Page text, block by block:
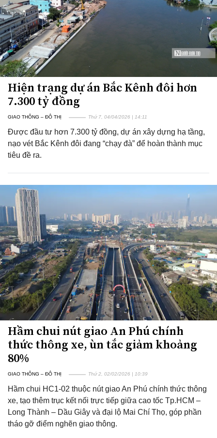
Hiện trạng dự án Bắc Kênh đôi hơn
7.300 tỷ đồng
GIAO THÔNG – ĐÔ THỊ Thứ 7, 04/04/2026 | 14:11
Được đầu tư hơn 7.300 tỷ đồng, dự án xây dựng hạ tầng,
nạo vét Bắc Kênh đôi đang “chạy đà” để hoàn thành mục
tiêu đề ra.
Hầm chui nút giao An Phú chính
thức thông xe, ùn tắc giảm khoảng
80%
GIAO THÔNG – ĐÔ THỊ Thứ 2, 02/02/2026 | 10:39
Hầm chui HC1-02 thuộc nút giao An Phú chính thức thông
xe, tạo thêm trục kết nối trực tiếp giữa cao tốc Tp.HCM –
Long Thành – Dầu Giây và đại lộ Mai Chí Thọ, góp phần
tháo gỡ điểm nghẽn giao thông.